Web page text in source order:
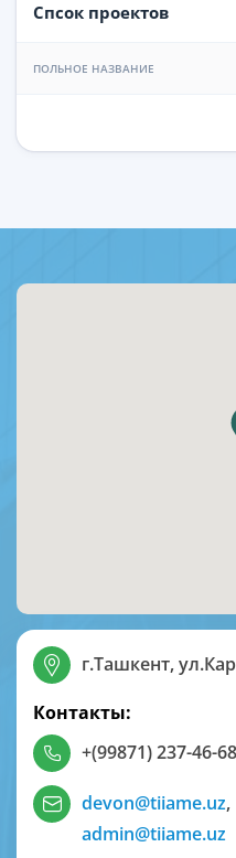
Спсок проектов
ПОЛЬНОЕ НАЗВАНИЕ
г.Ташкент,
Контакты:
+(99871) 237-46-68
devon@tiiame.uz,
admin@tiiame.uz